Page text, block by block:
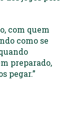
com quem
como se
preparado,
pegar.”